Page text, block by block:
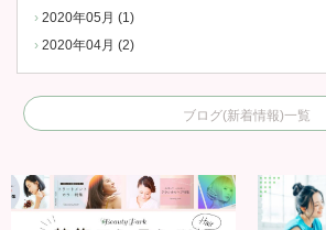
2020年05月 (1)
2020年04月 (2)
ブログ(新着情報)一覧